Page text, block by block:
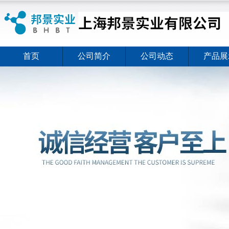
首页 公司简介 公司动态 产品